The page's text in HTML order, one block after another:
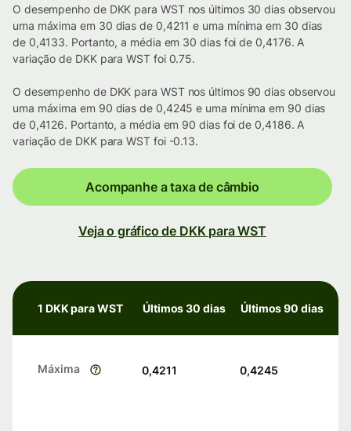
O desempenho de DKK para WST nos últimos 30 dias observou
uma máxima em 30 dias de 0,4211 e uma mínima em 30 dias
de 0,4133. Portanto, a média em 30 dias foi de 0,4176. A
variação de DKK para WST foi 0.75.
O desempenho de DKK para WST nos últimos 90 dias observou
uma máxima em 90 dias de 0,4245 e uma mínima em 90 dias
de 0,4126. Portanto, a média em 90 dias foi de 0,4186. A
variação de DKK para WST foi -0.13.
Acompanhe a taxa de câmbio
Veja o gráfico de DKK para WST
1 DKK para WST Últimos 30 dias Últimos 90 dias
Máxima 0,4211 0,4245